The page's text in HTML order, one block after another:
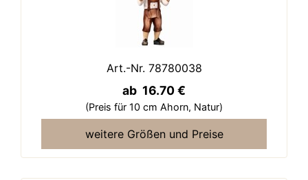
Art.-Nr. 78780038
ab 16.70 €
(Preis für 10 cm Ahorn, Natur)
weitere Größen und Preise